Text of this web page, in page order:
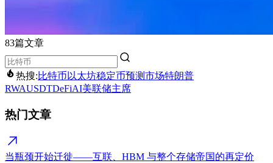
83篇文章
热搜:比特币 以太坊稳定币预测市场特朗普
RWAUSDTDeFiAI美联储主席
热门文章
当瓶颈开始迁徙——互联、HBM 与整个存储帝国的再定价